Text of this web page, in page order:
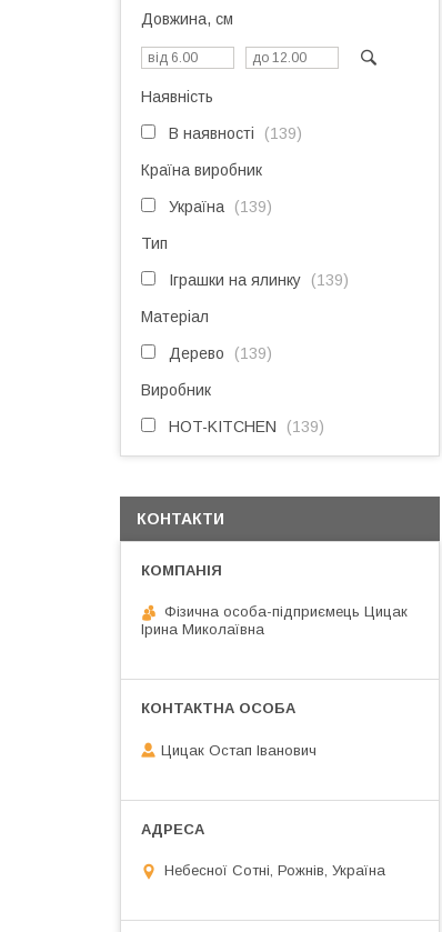
Довжина, см
Наявність
В наявності 139
Країна виробник
Україна 139
Тип
Іграшки на ялинку 139
Матеріал
Дерево 139
Виробник
HOT-KITCHEN 139
КОНТАКТИ
Фізична особа-підприємець Цицак
Ірина Миколаївна
Цицак Остап Іванович
Небесної Сотні, Рожнів, Україна